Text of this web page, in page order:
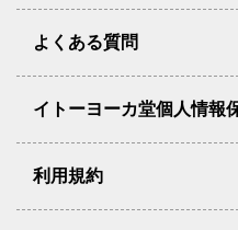
よくある質問
イトーヨーカ堂個人情報
利用規約